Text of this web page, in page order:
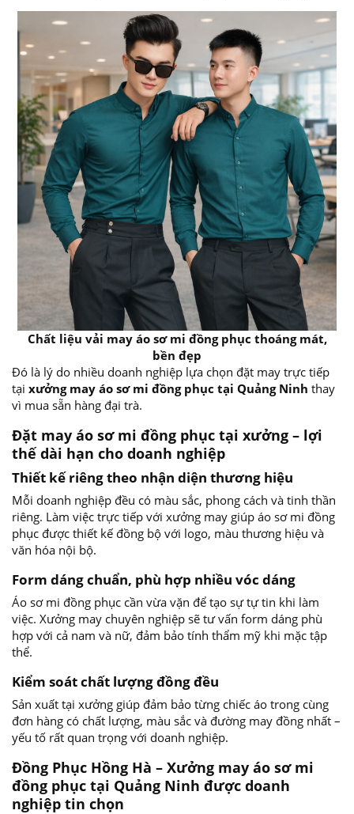
Chất liệu vải may áo sơ mi đồng phục thoáng mát,
bền đẹp
Đó là lý do nhiều doanh nghiệp lựa chọn đặt may trực tiếp
tại xưởng may áo sơ mi đồng phục tại Quảng Ninh thay
vì mua sẵn hàng đại trà.
Đặt may áo sơ mi đồng phục tại xưởng – lợi
thế dài hạn cho doanh nghiệp
Thiết kế riêng theo nhận diện thương hiệu
Mỗi doanh nghiệp đều có màu sắc, phong cách và tinh thần
riêng. Làm việc trực tiếp với xưởng may giúp áo sơ mi đồng
phục được thiết kế đồng bộ với logo, màu thương hiệu và
văn hóa nội bộ.
Form dáng chuẩn, phù hợp nhiều vóc dáng
Áo sơ mi đồng phục cần vừa vặn để tạo sự tự tin khi làm
việc. Xưởng may chuyên nghiệp sẽ tư vấn form dáng phù
hợp với cả nam và nữ, đảm bảo tính thẩm mỹ khi mặc tập
thể.
Kiểm soát chất lượng đồng đều
Sản xuất tại xưởng giúp đảm bảo từng chiếc áo trong cùng
đơn hàng có chất lượng, màu sắc và đường may đồng nhất –
yếu tố rất quan trọng với doanh nghiệp.
Đồng Phục Hồng Hà – Xưởng may áo sơ mi
đồng phục tại Quảng Ninh được doanh
nghiệp tin chọn